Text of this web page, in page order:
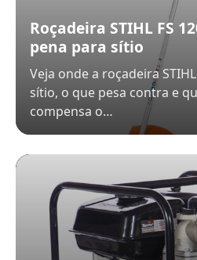
Roçadeira STIHL FS
pena para sítio
Veja onde a roçadeira
sítio, o que pesa contra e
compensa o…